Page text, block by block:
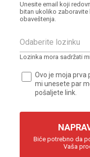
Unesite email koji
bitan ukoliko
obaveštenja.
Lozinka mora sadržati
Ovo je moja prva
mi unesete par
pošaljete link.
Biće potrebno da
Vaša